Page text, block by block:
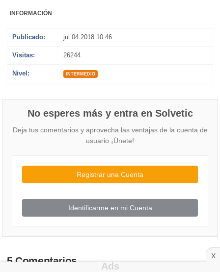
INFORMACIÓN
Publicado: jul 04 2018 10:46
Visitas: 26244
Nivel: INTERMEDIO
No esperes más y entra en Solvetic
Deja tus comentarios y aprovecha las ventajas de la cuenta de
usuario ¡Únete!
Registrar una Cuenta
Identificarme en mi Cuenta
5 Comentarios X